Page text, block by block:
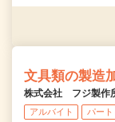
文具類の製造
株式会社 フジ製作
アルバイト パート